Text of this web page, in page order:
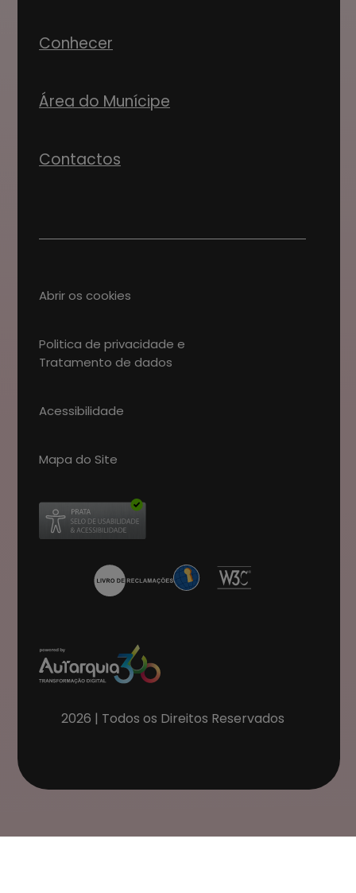
Conhecer
Área do Munícipe
Contactos
Abrir os cookies
Politica de privacidade e
Tratamento de dados
Acessibilidade
Mapa do Site
Abre num novo separador
2026 | Todos os Direitos Reservados